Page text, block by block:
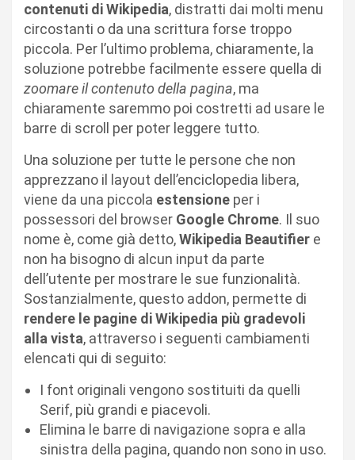
contenuti di Wikipedia, distratti dai molti menu
circostanti o da una scrittura forse troppo
piccola. Per l’ultimo problema, chiaramente, la
soluzione potrebbe facilmente essere quella di
zoomare il contenuto della pagina, ma
chiaramente saremmo poi costretti ad usare le
barre di scroll per poter leggere tutto.
Una soluzione per tutte le persone che non
apprezzano il layout dell’enciclopedia libera,
viene da una piccola estensione per i
possessori del browser Google Chrome. Il suo
nome è, come già detto,Wikipedia Beautifier e
non ha bisogno di alcun input da parte
dell’utente per mostrare le sue funzionalità.
Sostanzialmente, questo addon, permette di
rendere le pagine di Wikipedia più gradevoli
alla vista, attraverso i seguenti cambiamenti
elencati qui di seguito:
I font originali vengono sostituiti da quelli
Serif, più grandi e piacevoli.
Elimina le barre di navigazione sopra e alla
sinistra della pagina, quando non sono in uso.